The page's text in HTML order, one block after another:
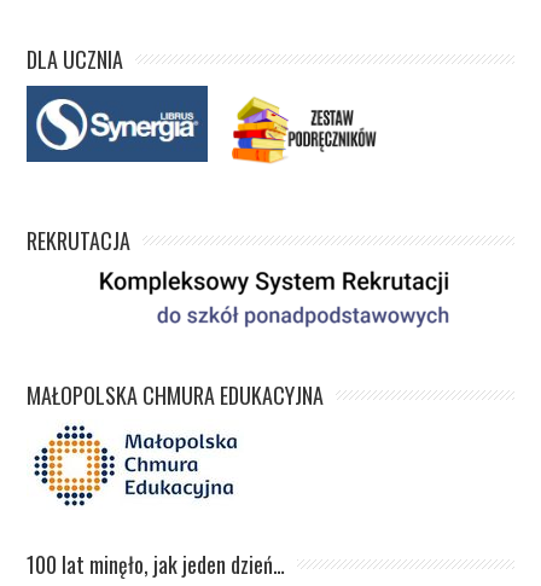
DLA UCZNIA
REKRUTACJA
MAŁOPOLSKA CHMURA EDUKACYJNA
100 lat minęło, jak jeden dzień…